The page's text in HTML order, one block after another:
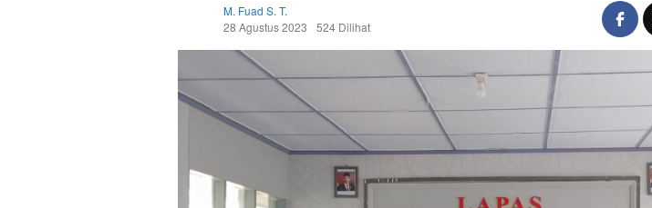
M. Fuad S. T.
28 Agustus 2023
524 Dilihat